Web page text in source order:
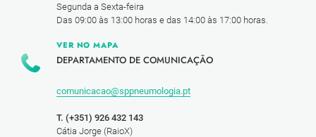
Segunda a Sexta-feira
Das 09:00 às 13:00 horas e das 14:00 às 17:00 horas.
VER NO MAPA
DEPARTAMENTO DE COMUNICAÇÃO
comunicacao@sppneumologia.pt
T. (+351) 926 432 143
Cátia Jorge (RaioX)